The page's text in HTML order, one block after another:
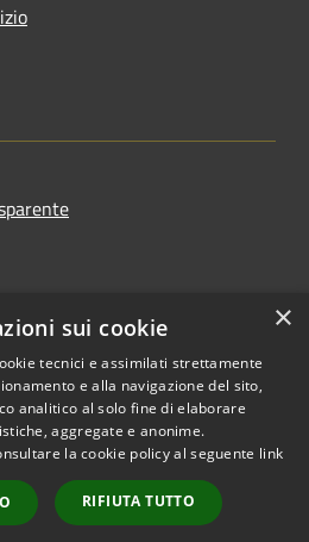
Copyright © 2026 • Comune di
Municipium•
Accesso
redazione
×
sui cookie
tecnici e assimilati strettamente
e alla navigazione del sito,
analitico al solo fine di elaborare
aggregate e anonime.
la cookie policy al seguente link
RIFIUTA TUTTO